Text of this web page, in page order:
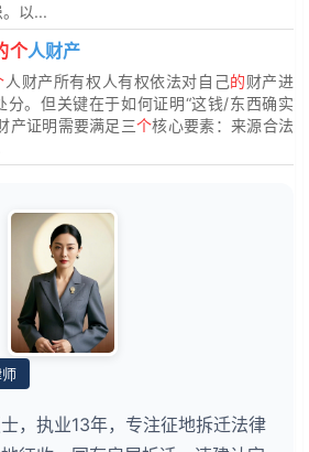
以...
个人财产
人财产所有权人有权依法对自己的财产进
分。但关键在于如何证明“这钱/东西确实
产证明需要满足三个核心要素：来源合法
，执业13年，专注征地拆迁法律